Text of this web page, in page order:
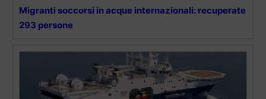
Migranti soccorsi in acque internazionali: recuperate
293 persone